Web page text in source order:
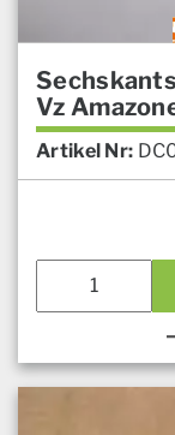
Vz
Artikel Nr: